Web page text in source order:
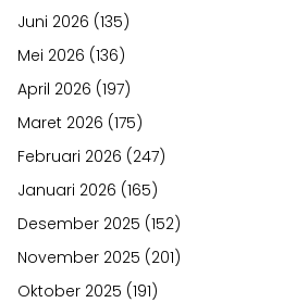
Juni 2026 (135)
Mei 2026 (136)
April 2026 (197)
Maret 2026 (175)
Februari 2026 (247)
Januari 2026 (165)
Desember 2025 (152)
November 2025 (201)
Oktober 2025 (191)